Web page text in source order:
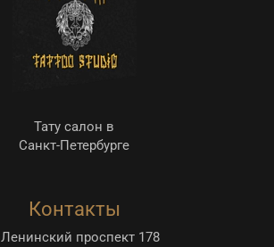
Тату салон в
Санкт-Петербурге
Контакты
Ленинский проспект 178